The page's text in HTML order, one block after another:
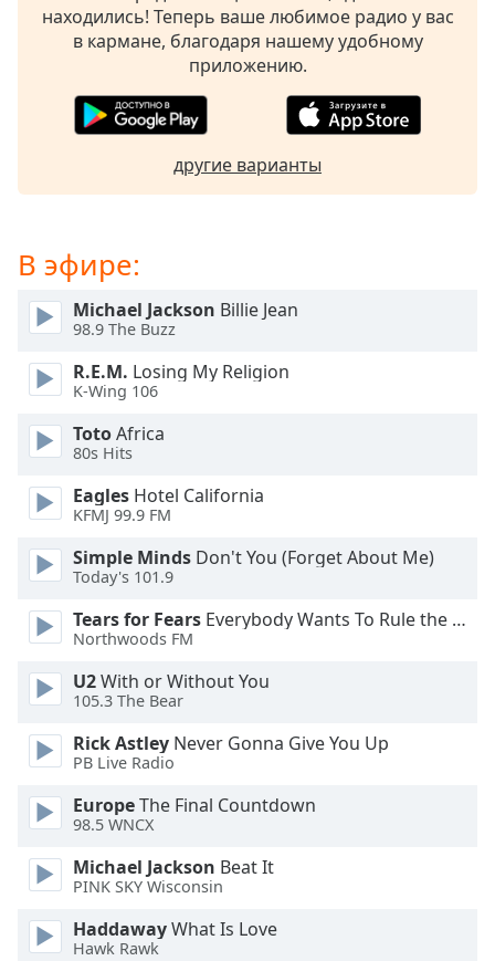
dialog
the
Text
Color
Opacity
Text
Background
Caption
Color
Opacity
Font
Size
Text
Edge
Style
находились! Теперь ваше любимое радио у вас
в кармане, благодаря нашему удобному
приложению.
другие варианты
В эфире:
Michael Jackson Billie Jean
98.9 The Buzz
R.E.M. Losing My Religion
K-Wing 106
TotoAfrica
80s Hits
Eagles Hotel California
KFMJ 99.9 FM
Simple Minds Don't You (Forget About Me)
Today's 101.9
Tears for Fears Everybody Wants To Rule the World
Northwoods FM
U2With or Without You
105.3 The Bear
Rick Astley Never Gonna Give You Up
PB Live Radio
EuropeThe Final Countdown
98.5 WNCX
Michael Jackson Beat It
PINK SKY Wisconsin
HaddawayWhat Is Love
Hawk Rawk